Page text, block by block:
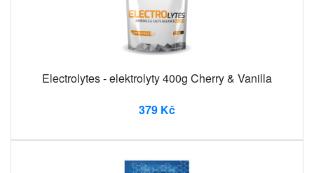
Electrolytes - elektrolyty 400g Cherry & Vanilla
379 Kč